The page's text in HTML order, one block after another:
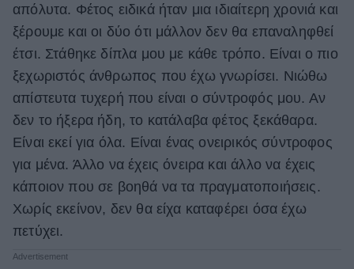
απόλυτα. Φέτος ειδικά ήταν μια ιδιαίτερη χρονιά και
ξέρουμε και οι δύο ότι μάλλον δεν θα επαναληφθεί
έτσι. Στάθηκε δίπλα μου με κάθε τρόπο. Είναι ο πιο
ξεχωριστός άνθρωπος που έχω γνωρίσει. Νιώθω
απίστευτα τυχερή που είναι ο σύντροφός μου. Αν
δεν το ήξερα ήδη, το κατάλαβα φέτος ξεκάθαρα.
Είναι εκεί για όλα. Είναι ένας ονειρικός σύντροφος
για μένα. Άλλο να έχεις όνειρα και άλλο να έχεις
κάποιον που σε βοηθά να τα πραγματοποιήσεις.
Χωρίς εκείνον, δεν θα είχα καταφέρει όσα έχω
πετύχει.